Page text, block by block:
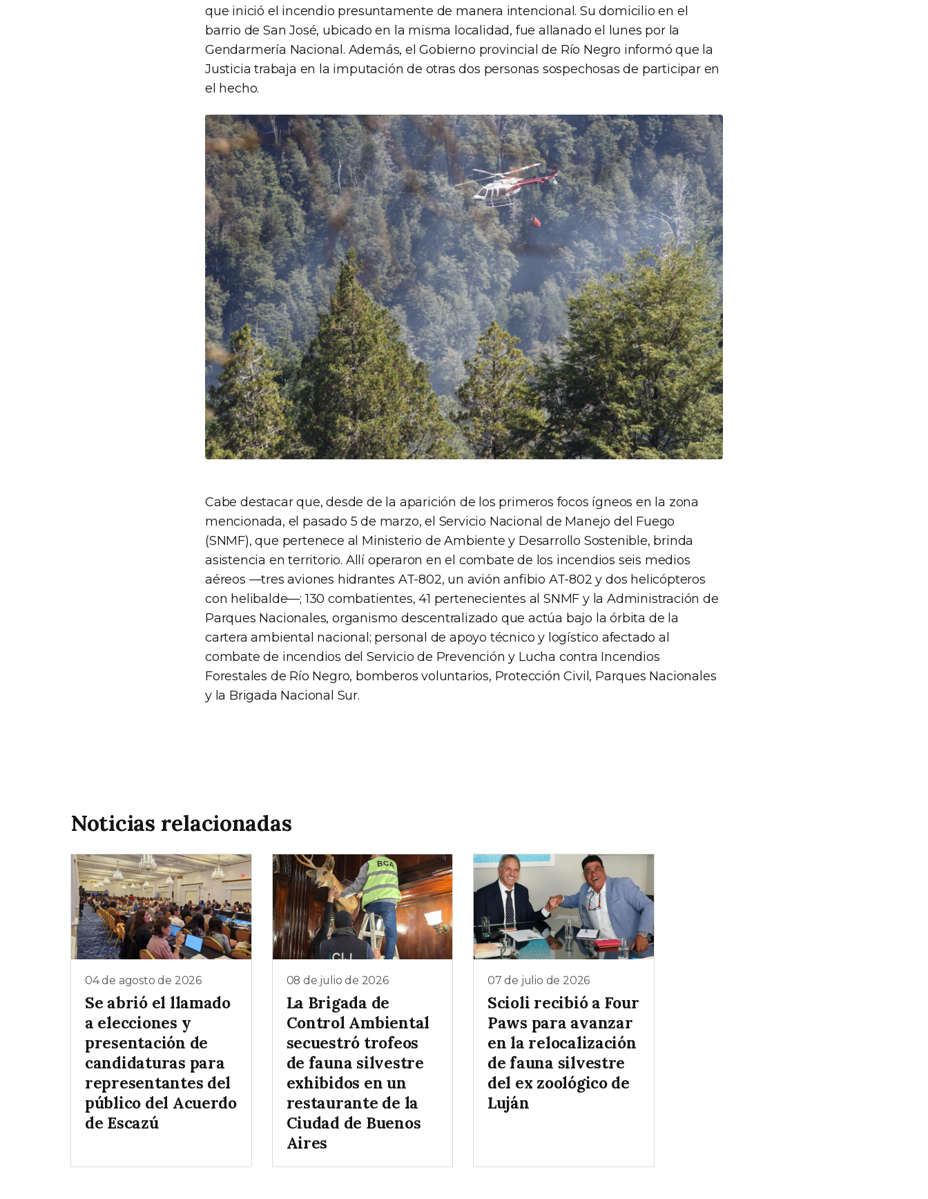
que inició el incendio presuntamente de manera intencional. Su domicilio en el
barrio de San José, ubicado en la misma localidad, fue allanado el lunes por la
Gendarmería Nacional. Además, el Gobierno provincial de Río Negro informó que la
Justicia trabaja en la imputación de otras dos personas sospechosas de participar en
el hecho.
Cabe destacar que, desde de la aparición de los primeros focos ígneos en la zona
mencionada, el pasado 5 de marzo, el Servicio Nacional de Manejo del Fuego
(SNMF), que pertenece al Ministerio de Ambiente y Desarrollo Sostenible, brinda
asistencia en territorio. Allí operaron en el combate de los incendios seis medios
aéreos —tres aviones hidrantes AT-802, un avión anfibio AT-802 y dos helicópteros
con helibalde—; 130 combatientes, 41 pertenecientes al SNMF y la Administración de
Parques Nacionales, organismo descentralizado que actúa bajo la órbita de la
cartera ambiental nacional; personal de apoyo técnico y logístico afectado al
combate de incendios del Servicio de Prevención y Lucha contra Incendios
Forestales de Río Negro, bomberos voluntarios, Protección Civil, Parques Nacionales
y la Brigada Nacional Sur.
Noticias relacionadas
04 de agosto de 2026
Se abrió el llamado
a elecciones y
presentación de
candidaturas para
representantes del
público del Acuerdo
de Escazú
08 de julio de 2026
La Brigada de
Control Ambiental
secuestró trofeos
de fauna silvestre
exhibidos en un
restaurante de la
Ciudad de Buenos
Aires
07 de julio de 2026
Scioli recibió a Four
Paws para avanzar
en la relocalización
de fauna silvestre
del ex zoológico de
Luján